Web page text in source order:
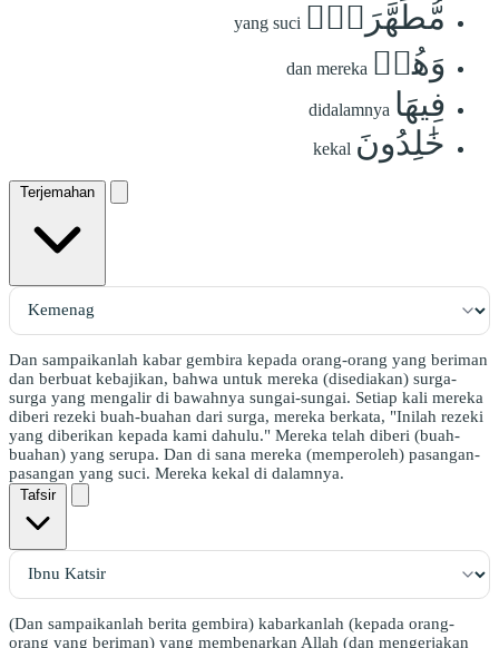
مُّطَهَّرَةٞۖ yang suci
وَهُمۡ dan mereka
فِيهَا didalamnya
خَٰلِدُونَ kekal
Terjemahan
Dan sampaikanlah kabar gembira kepada orang-orang yang beriman
dan berbuat kebajikan, bahwa untuk mereka (disediakan) surga-
surga yang mengalir di bawahnya sungai-sungai. Setiap kali mereka
diberi rezeki buah-buahan dari surga, mereka berkata, "Inilah rezeki
yang diberikan kepada kami dahulu." Mereka telah diberi (buah-
buahan) yang serupa. Dan di sana mereka (memperoleh) pasangan-
pasangan yang suci. Mereka kekal di dalamnya.
Tafsir
(Dan sampaikanlah berita gembira) kabarkanlah (kepada orang-
orang yang beriman) yang membenarkan Allah (dan mengerjakan